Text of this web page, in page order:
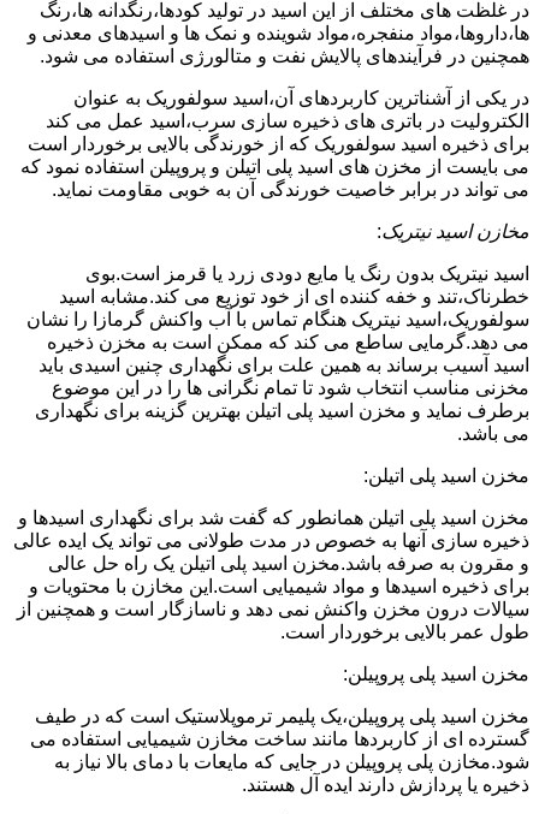
در غلظت های مختلف از این اسید در تولید کودها،رنگدانه ها،رنگ
ها،داروها،مواد منفجره،مواد شوینده و نمک ها و اسیدهای معدنی و
همچنین در فرآیندهای پالایش نفت و متالورژی استفاده می شود.
در یکی از آشناترین کاربردهای آن،اسید سولفوریک به عنوان
الکترولیت در باتری های ذخیره سازی سرب،اسید عمل می کند
برای ذخیره اسید سولفوریک که از خورندگی بالایی برخوردار است
می بایست از مخزن های اسید پلی اتیلن و پروپیلن استفاده نمود که
می تواند در برابر خاصیت خورندگی آن به خوبی مقاومت نماید.
مخازن اسید نیتریک:
اسید نیتریک بدون رنگ یا مایع دودی زرد یا قرمز است.بوی
خطرناک،تند و خفه کننده ای از خود توزیع می کند.مشابه اسید
سولفوریک،اسید نیتریک هنگام تماس با آب واکنش گرمازا را نشان
می دهد.گرمایی ساطع می کند که ممکن است به مخزن ذخیره
اسید آسیب برساند به همین علت برای نگهداری چنین اسیدی باید
مخزنی مناسب انتخاب شود تا تمام نگرانی ها را در این موضوع
برطرف نماید و مخزن اسید پلی اتیلن بهترین گزینه برای نگهداری
می باشد.
مخزن اسید پلی اتیلن:
مخزن اسید پلی اتیلن همانطور که گفت شد برای نگهداری اسیدها و
ذخیره سازی آنها به خصوص در مدت طولانی می تواند یک ایده عالی
و مقرون به صرفه باشد.مخزن اسید پلی اتیلن یک راه حل عالی
برای ذخیره اسیدها و مواد شیمیایی است.این مخازن با محتویات و
سیالات درون مخزن واکنش نمی دهد و ناسازگار است و همچنین از
طول عمر بالایی برخوردار است.
مخزن اسید پلی پروپیلن:
مخزن اسید پلی پروپیلن،یک پلیمر ترموپلاستیک است که در طیف
گسترده ای از کاربردها مانند ساخت مخازن شیمیایی استفاده می
شود.مخازن پلی پروپیلن در جایی که مایعات با دمای بالا نیاز به
ذخیره یا پردازش دارند ایده آل هستند.